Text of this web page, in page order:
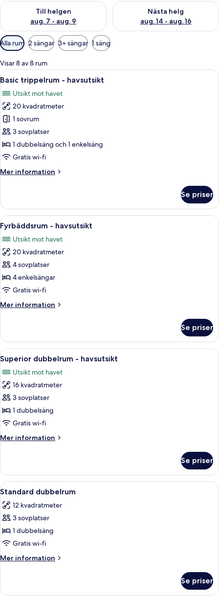
Till helgen
aug. 7 - aug. 9
Kontrollera tillgängligheten för den här helgen aug. 7 - aug. 9
Nästa helg
aug. 14 - aug. 16
Kontrollera tillgängligheten
Tillgängliga
filter
för
rum
Alla rum 2 sängar 3+ sängar 1 säng
Visar 8 av 8 rum
Öppna
alla
foton
för
Basic
trippelrum
-
havsutsikt
Ett hotellrum med en säng, ett
3
Basic trippelrum - havsutsikt
Utsikt mot havet
20 kvadratmeter
1 sovrum
3 sovplatser
1 dubbelsäng och 1 enkelsäng
Gratis wi-fi
Mer information
Mer
trippelrum
havsutsikt
Se priser
Öppna
alla
foton
för
Fyrbäddsrum
-
havsutsikt
Ett hotellrum med en säng, ett
4
Fyrbäddsrum - havsutsikt
Utsikt mot havet
20 kvadratmeter
4 sovplatser
4 enkelsängar
Gratis wi-fi
Mer information
Mer
-
havsutsikt
Se priser
Öppna
alla
foton
för
Superior
dubbelrum
-
Ett hotellrum med en säng, ett
3
Superior dubbelrum - havsutsikt
Utsikt mot havet
16 kvadratmeter
3 sovplatser
1 dubbelsäng
Gratis wi-fi
Mer information
Mer
dubbelrum
havsutsikt
Se priser
Öppna
alla
foton
för
Standard
dubbelrum
Ett sovrum med en säng, en
1
Standard dubbelrum
12 kvadratmeter
3 sovplatser
1 dubbelsäng
Gratis wi-fi
Mer information
Mer
dubbelrum
Se priser